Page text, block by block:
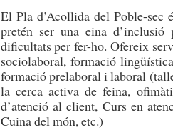
El Pla d’Acollida del Poble-sec
pretén ser una eina
dificultats per fer-ho. Ofereix
sociolaboral, formació
formació prelaboral i laboral
la cerca activa de feina,
d’atenció al client, Curs en
Cuina del món, etc.)